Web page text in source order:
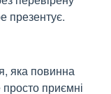
презентує.
яка повинна
приємні